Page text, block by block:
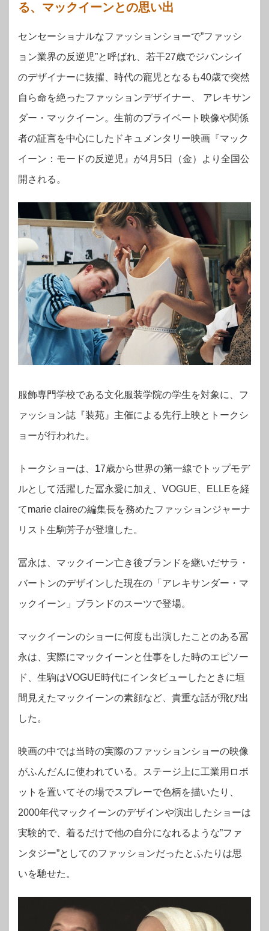
る、マックイーンとの思い出
センセーショナルなファッションショーで”ファッシ
ョン業界の反逆児”と呼ばれ、若干27歳でジバンシイ
のデザイナーに抜擢、時代の寵児となるも40歳で突然
自ら命を絶ったファッションデザイナー、 アレキサン
ダー・マックイーン。生前のプライベート映像や関係
者の証言を中心にしたドキュメンタリー映画『マック
イーン：モードの反逆児』が4月5日（金）より全国公
開される。
服飾専門学校である文化服装学院の学生を対象に、フ
ァッション誌『装苑』主催による先行上映とトークシ
ョーが行われた。
トークショーは、17歳から世界の第一線でトップモデ
ルとして活躍した冨永愛に加え、VOGUE、ELLEを経
てmarie claireの編集長を務めたファッションジャーナ
リスト生駒芳子が登壇した。
冨永は、マックイーン亡き後ブランドを継いだサラ・
バートンのデザインした現在の「アレキサンダー・マ
ックイーン」ブランドのスーツで登場。
マックイーンのショーに何度も出演したことのある冨
永は、実際にマックイーンと仕事をした時のエピソー
ド、生駒はVOGUE時代にインタビューしたときに垣
間見えたマックイーンの素顔など、貴重な話が飛び出
した。
映画の中では当時の実際のファッションショーの映像
がふんだんに使われている。ステージ上に工業用ロボ
ットを置いてその場でスプレーで色柄を描いたり、
2000年代マックイーンのデザインや演出したショーは
実験的で、着るだけで他の自分になれるような”ファ
ンタジー”としてのファッションだったとふたりは思
いを馳せた。